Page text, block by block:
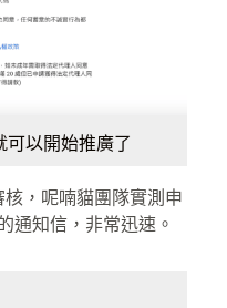
可以開始推廣了
，呢喃貓團隊實測申
通知信，非常迅速。